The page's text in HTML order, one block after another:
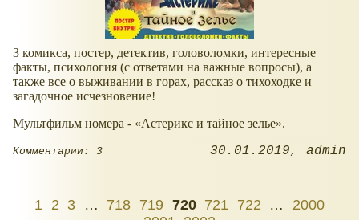
3 комикса, постер, детектив, головоломки, интересные
факты, психология (с ответами на важные вопросы), а
также все о выживании в горах, рассказ о тихоходке и
загадочное исчезновение!
Мультфильм номера -
Астерикс и тайное зелье .
Комментарии: 3 30.01.2019 admin
1 2 3 … 718 719 720 721 722 …
2000